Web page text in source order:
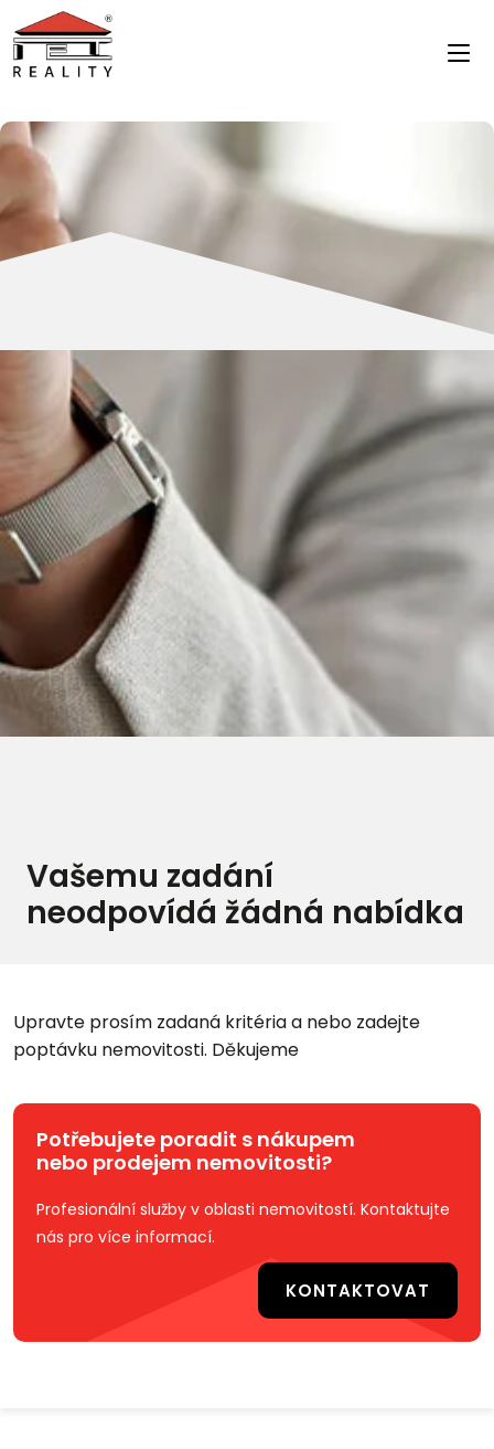
Vašemu zadání
neodpovídá žádná nabídka
Upravte prosím zadaná kritéria a nebo zadejte
poptávku nemovitosti. Děkujeme
Potřebujete poradit s nákupem
nebo prodejem nemovitosti?
Profesionální služby v oblasti nemovitostí. Kontaktujte
nás pro více informací.
KONTAKTOVAT